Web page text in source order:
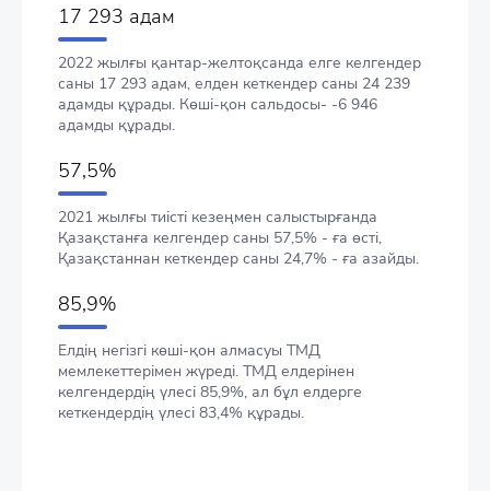
17 293 адам
2022 жылғы қантар-желтоқсанда елге келгендер
саны 17 293 адам, елден кеткендер саны 24 239
адамды құрады. Көші-қон сальдосы- -6 946
адамды құрады.
57,5%
2021 жылғы тиісті кезеңмен салыстырғанда
Қазақстанға келгендер саны 57,5% - ға өсті,
Қазақстаннан кеткендер саны 24,7% - ға азайды.
85,9%
Елдің негізгі көші-қон алмасуы ТМД
мемлекеттерімен жүреді. ТМД елдерінен
келгендердің үлесі 85,9%, ал бұл елдерге
кеткендердің үлесі 83,4% құрады.